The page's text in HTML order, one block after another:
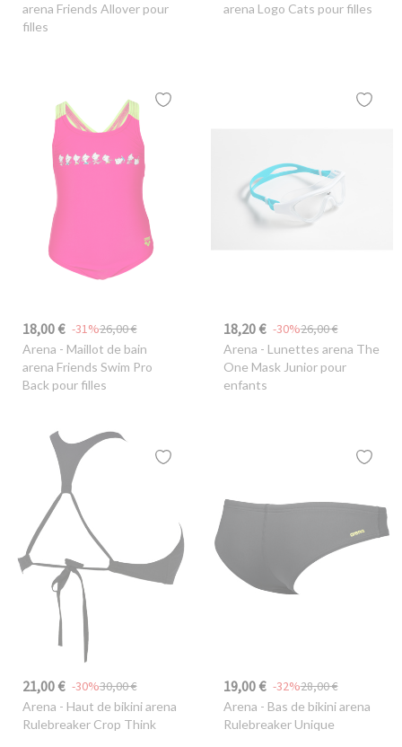
arena Friends Allover pour
filles
arena Logo Cats pour filles
18,00 € 26,00 €
-31%
Arena - Maillot de bain
arena Friends Swim Pro
Back pour filles
18,20 € 26,00 €
-30%
Arena - Lunettes arena The
One Mask Junior pour
enfants
21,00 € 30,00 €
-30%
Arena - Haut de bikini arena
Rulebreaker Crop Think
19,00 € 28,00 €
-32%
Arena - Bas de bikini arena
Rulebreaker Unique